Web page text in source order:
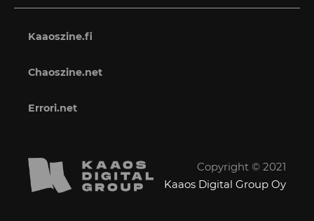
Kaaoszine.fi
Chaoszine.net
Errori.net
Copyright © 2021
Kaaos Digital Group Oy